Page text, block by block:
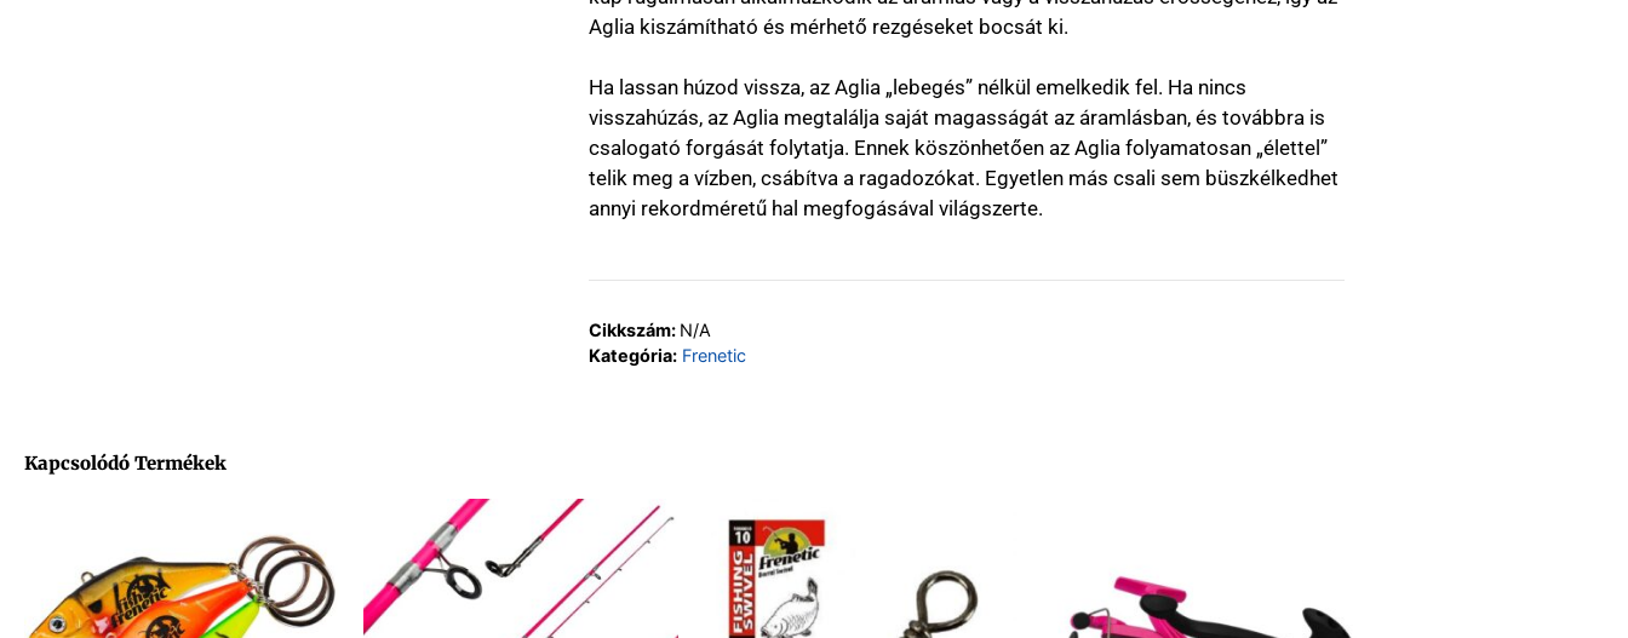
Aglia kiszámítható és mérhető rezgéseket bocsát ki.
Ha lassan húzod vissza, az Aglia „lebegés” nélkül emelkedik fel. Ha nincs
visszahúzás, az Aglia megtalálja saját magasságát az áramlásban, és továbbra is
csalogató forgását folytatja. Ennek köszönhetően az Aglia folyamatosan „élettel”
telik meg a vízben, csábítva a ragadozókat. Egyetlen más csali sem büszkélkedhet
annyi rekordméretű hal megfogásával világszerte.
Cikkszám: N/A
Kategória: Frenetic
Kapcsolódó Termékek